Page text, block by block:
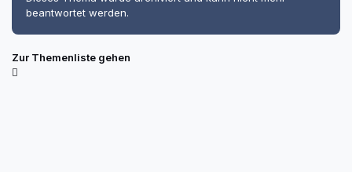
beantwortet werden.
Zur Themenliste gehen